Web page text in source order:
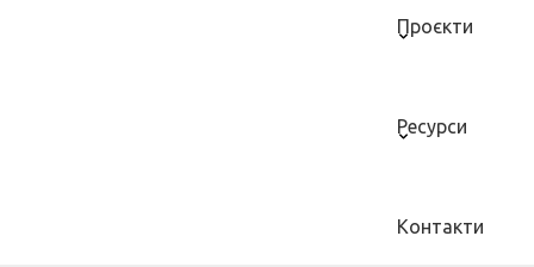
Проєкти
Ресурси
Контакти